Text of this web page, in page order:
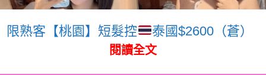
限熟客【桃園】短髮控 泰國$2600（蒼）
閱讀全文